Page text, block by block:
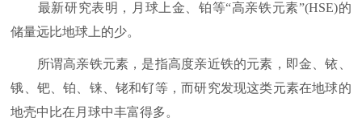
最新研究表明，月球上金、铂等“高亲铁元素”(HSE)的
储量远比地球上的少。
所谓高亲铁元素，是指高度亲近铁的元素，即金、铱、
锇、钯、铂、铼、铑和钌等，而研究发现这类元素在地球的
地壳中比在月球中丰富得多。